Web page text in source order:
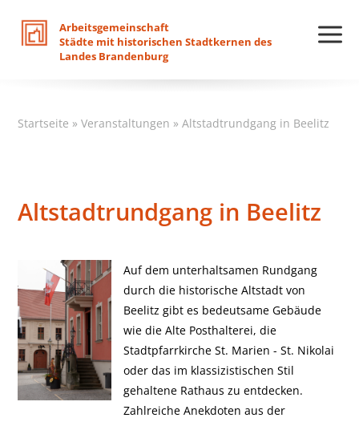
Arbeitsgemeinschaft
Städte mit historischen Stadtkernen des
Landes Brandenburg
Startseite »Veranstaltungen »Altstadtrundgang in Beelitz
Altstadtrundgang in Beelitz
Auf dem unterhaltsamen Rundgang
durch die historische Altstadt von
Beelitz gibt es bedeutsame Gebäude
wie die Alte Posthalterei, die
Stadtpfarrkirche St. Marien - St. Nikolai
oder das im klassizistischen Stil
gehaltene Rathaus zu entdecken.
Zahlreiche Anekdoten aus der